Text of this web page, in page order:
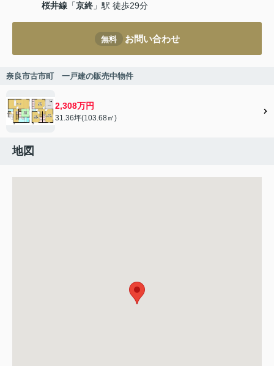
桜井線 「京終 」駅 徒歩29分
無料 お問い合わせ
奈良市古市町 一戸建の販売中物件
2,308万円
31.36坪(103.68㎡)
地図